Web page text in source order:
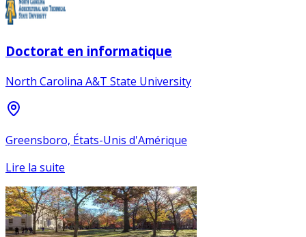
Doctorat en informatique
North Carolina A&T State University
Greensboro, États-Unis d'Amérique
Lire la suite